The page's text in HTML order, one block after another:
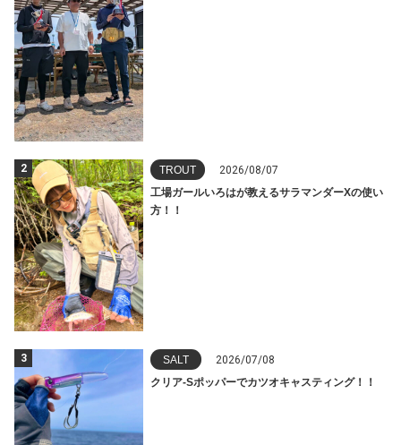
2 TROUT
2026/08/07
工場ガールいろはが教えるサラマンダーXの使い
方！！
3 SALT
2026/07/08
クリア-Sポッパーでカツオキャスティング！！